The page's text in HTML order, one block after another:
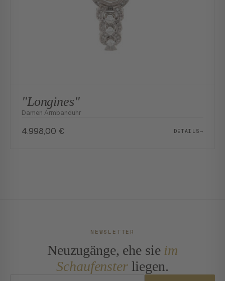
"Longines"
Damen Armbanduhr
4.998,00 € DETAILS→
NEWSLETTER
Neuzugänge, ehe sie im
Schaufensterliegen.